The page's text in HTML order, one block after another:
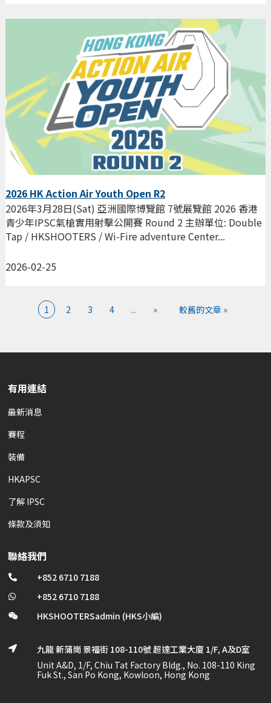
2026 HK Action Air Youth Open R2
2026-02-25
2026年3月28日(Sat) 亞洲國際博覽館 7號展覽館 2026 香港
青少年IPSC氣槍實用射擊公開賽 Round 2 主辦單位: Double
Tap / HKSHOOTERS / Wi-Fire adventure Center...
1 2 3 4 ... » 較舊的文章 »
有用連結
最新消息
賽程
裝備
HKAPSC
了解 IPSC
條款及須知
聯絡我們
 +852 6710 7188
 +852 6710 7188
 HKSHOOTERSadmin (HKS小編)

九龍 新蒲崗 景福街 108-110號 超達工業大廈 1/F, A及D室
Unit A&D, 1/F, Chiu Tat Factory Bldg., No. 108-110 King
Fuk St., San Po Kong, Kowloon, Hong Kong